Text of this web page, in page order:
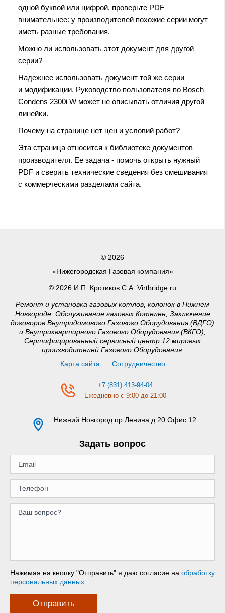
одной буквой или цифрой, проверьте PDF
внимательнее: у производителей похожие серии могут
иметь разные требования.
Можно ли использовать этот документ для другой
серии?
Надежнее использовать документ той же серии
и модификации. Руководство пользователя по Bosch
Condens 2300i W может не описывать отличия другой
линейки.
Почему на странице нет цен и условий работ?
Эта страница относится к библиотеке документов
производителя. Ее задача - помочь открыть нужный
PDF и сверить технические сведения без смешивания
с коммерческими разделами сайта.
© 2026
«Нижегородская Газовая компания»
© 2026 И.П. Кротиков С.А. Virtbridge.ru
Ремонт и установка газовых котлов, колонок в Нижнем
Новгороде. Обслуживание газовых Котелен, Заключение
договоров Внутридомового Газового Оборудования (ВДГО)
и Внутриквартирного Газового Оборудования (ВКГО),
Сертифицированный сервисный центр 12 мировых
производителей Газового Оборудования.
Карта сайта
Сотрудничество
+7 (831) 413-94-04
Ежедневно с 9:00 до 21:00
Нижний Новгород пр.Ленина д.20 Офис 12
Задать вопрос
Нажимая на кнопку "Отправить" я даю согласие на обработку
персональных данных
Отправить